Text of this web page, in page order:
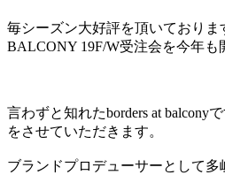
毎シーズン大好評を頂いておりま
BALCONY 19F/W受注会を今年も
言わずと知れたborders at balcony
をさせていただきます。
ブランドプロデューサーとして